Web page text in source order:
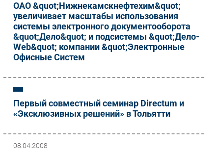
ОАО &quot;Нижнекамскнефтехим&quot;
увеличивает масштабы использования
системы электронного документооборота
&quot;Дело&quot; и подсистемы &quot;Дело-
Web&quot; компании &quot;Электронные
Офисные Систем
Первый совместный семинар Directum и
«Эксклюзивных решений» в Тольятти
08.04.2008